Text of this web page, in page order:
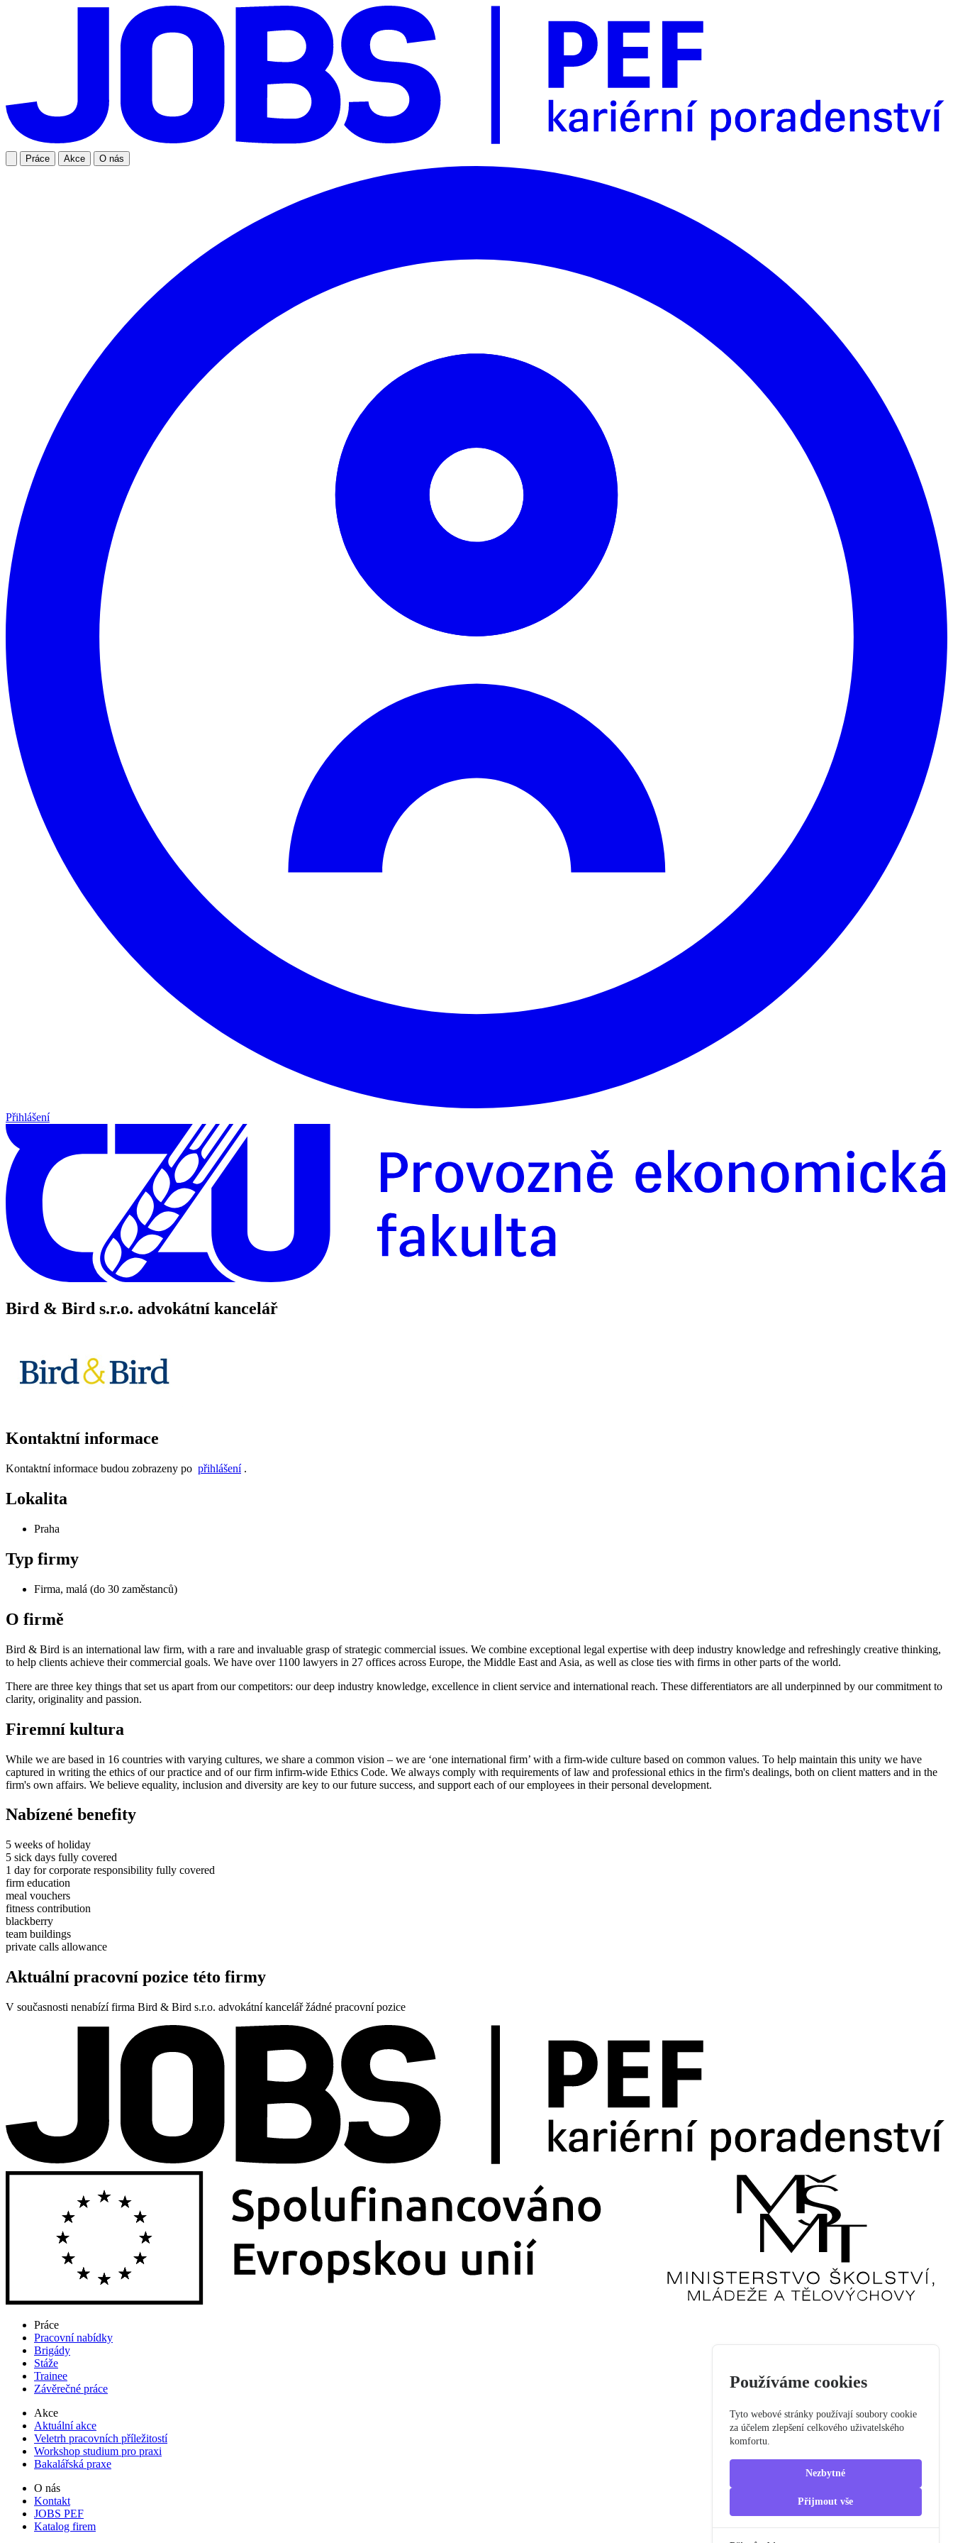
Práce Akce O nás
Přihlášení
Bird & Bird s.r.o. advokátní kancelář
Kontaktní informace
Kontaktní informace budou zobrazeny po přihlášení.
Lokalita
Praha
Typ firmy
Firma, malá (do 30 zaměstanců)
O firmě
Bird & Bird is an international law firm, with a rare and invaluable grasp of strategic commercial issues. We combine exceptional legal expertise with deep industry knowledge and refreshingly creative thinking,
to help clients achieve their commercial goals. We have over 1100 lawyers in 27 offices across Europe, the Middle East and Asia, as well as close ties with firms in other parts of the world.
There are three key things that set us apart from our competitors: our deep industry knowledge, excellence in client service and international reach. These differentiators are all underpinned by our commitment to
clarity, originality and passion.
Firemní kultura
While we are based in 16 countries with varying cultures, we share a common vision – we are ‘one international firm’ with a firm-wide culture based on common values. To help maintain this unity we have
captured in writing the ethics of our practice and of our firm infirm-wide Ethics Code. We always comply with requirements of law and professional ethics in the firm's dealings, both on client matters and in the
firm's own affairs. We believe equality, inclusion and diversity are key to our future success, and support each of our employees in their personal development.
Nabízené benefity
5 weeks of holiday
5 sick days fully covered
1 day for corporate responsibility fully covered
firm education
meal vouchers
fitness contribution
blackberry
team buildings
private calls allowance
Aktuální pracovní pozice této firmy
V současnosti nenabízí firma Bird & Bird s.r.o. advokátní kancelář žádné pracovní pozice
Práce
Pracovní nabídky
Brigády
Stáže
Trainee
Závěrečné práce
Akce
Aktuální akce
Veletrh pracovních příležitostí
Workshop studium pro praxi
Bakalářská praxe
O nás
Kontakt
JOBS PEF
Katalog firem
Používáme cookies
Tyto webové stránky používají soubory cookie
za účelem zlepšení celkového uživatelského
komfortu.
Nezbytné
Přijmout vše